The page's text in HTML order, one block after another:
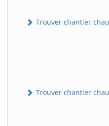
Trouver chantier
Trouver chantier